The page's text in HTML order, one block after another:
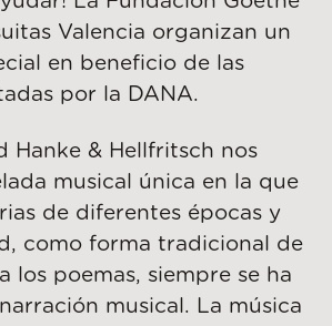
Valencia organizan un
en beneficio de las
por la DANA.
Hanke & Hellfritsch nos
musical única en la que
de diferentes épocas y
como forma tradicional de
los poemas, siempre se ha
musical. La música